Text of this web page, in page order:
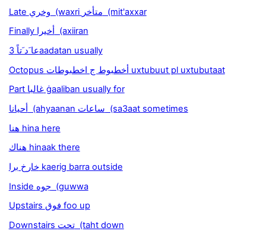
Late وخري (waxri متأخر (mit'axxar
Finally أخيرا (axiiran
عا َد َتاً 3aadatan usually
Octopus أخطبوط ج اخطبوطات uxtubuut pl uxtubutaat
Part غالبا ġaaliban usually for
أحيانا (ahyaanan ساعات (sa3aat sometimes
هنا hina here
هناك hinaak there
خارخ برا kaerig barra outside
Inside جوه (guwwa
Upstairs فوق foo up
Downstairs تحت (taht down